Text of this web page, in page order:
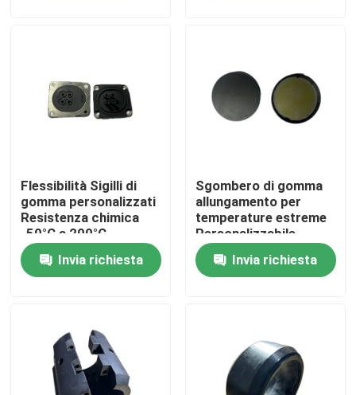
Fatory Tour
Contattaci
Richiedere un preventivo
Guarnizione rotatoria
Guarnizione di galleggiamento
Flessibilità Sigilli di
gomma personalizzati
Resistenza chimica
-50°C a 200°C
Temperatura
Invia richiesta
Sgombero di gomma
allungamento per
temperature estreme
Personalizzabile
NBR/FKM/HNBR/EPDM/
FlessibilitàInvia richiesta